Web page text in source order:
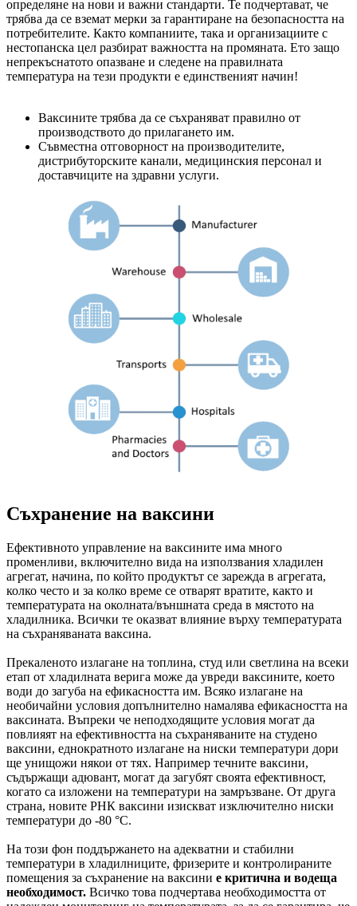
определяне на нови и важни стандарти. Те подчертават, че
трябва да се вземат мерки за гарантиране на безопасността на
потребителите. Както компаниите, така и организациите с
нестопанска цел разбират важността на промяната. Ето защо
непрекъснатото опазване и следене на правилната
температура на тези продукти е единственият начин!
Ваксините трябва да се съхраняват правилно от
производството до прилагането им.
Съвместна отговорност на производителите,
дистрибуторските канали, медицинския персонал и
доставчиците на здравни услуги.
Съхранение на ваксини
Ефективното управление на ваксините има много
променливи, включително вида на използвания хладилен
агрегат, начина, по който продуктът се зарежда в агрегата,
колко често и за колко време се отварят вратите, както и
температурата на околната/външната среда в мястото на
хладилника. Всички те оказват влияние върху температурата
на съхраняваната ваксина.
Прекаленото излагане на топлина, студ или светлина на всеки
етап от хладилната верига може да увреди ваксините, което
води до загуба на ефикасността им. Всяко излагане на
необичайни условия допълнително намалява ефикасността на
ваксината. Въпреки че неподходящите условия могат да
повлияят на ефективността на съхраняваните на студено
ваксини, еднократното излагане на ниски температури дори
ще унищожи някои от тях. Например течните ваксини,
съдържащи адювант, могат да загубят своята ефективност,
когато са изложени на температури на замръзване. От друга
страна, новите РНК ваксини изискват изключително ниски
температури до -80 °C.
На този фон поддържането на адекватни и стабилни
температури в хладилниците, фризерите и контролираните
помещения за съхранение на ваксини е критична и водеща
необходимост. Всичко това подчертава необходимостта от